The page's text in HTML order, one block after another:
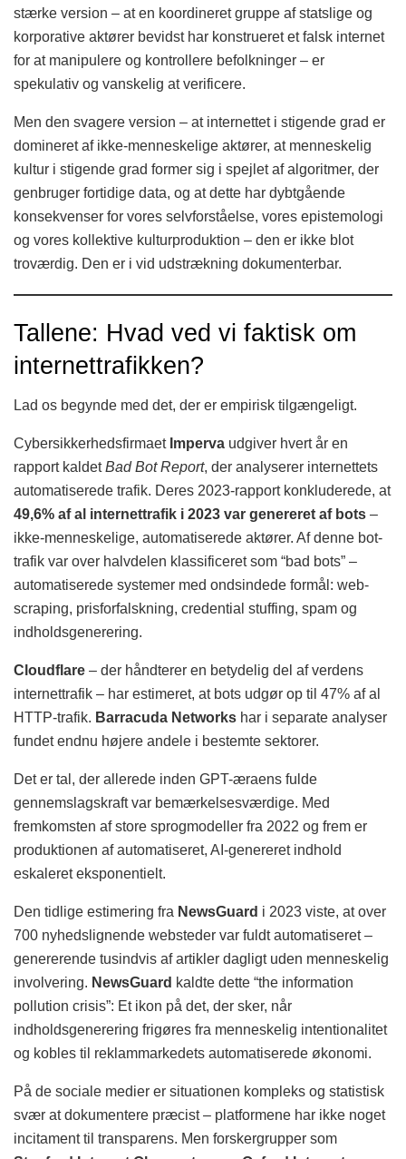
stærke version – at en koordineret gruppe af statslige og
korporative aktører bevidst har konstrueret et falsk internet
for at manipulere og kontrollere befolkninger – er
spekulativ og vanskelig at verificere.
Men den svagere version – at internettet i stigende grad er
domineret af ikke-menneskelige aktører, at menneskelig
kultur i stigende grad former sig i spejlet af algoritmer, der
genbruger fortidige data, og at dette har dybtgående
konsekvenser for vores selvforståelse, vores epistemologi
og vores kollektive kulturproduktion – den er ikke blot
troværdig. Den er i vid udstrækning dokumenterbar.
Tallene: Hvad ved vi faktisk om
internettrafikken?
Lad os begynde med det, der er empirisk tilgængeligt.
Cybersikkerhedsfirmaet Imperva udgiver hvert år en
rapport kaldetBad Bot Report, der analyserer internettets
automatiserede trafik. Deres 2023-rapport konkluderede, at
49,6% af al internettrafik i 2023 var genereret af bots –
ikke-menneskelige, automatiserede aktører. Af denne bot-
trafik var over halvdelen klassificeret som “bad bots” –
automatiserede systemer med ondsindede formål: web-
scraping, prisforfalskning, credential stuffing, spam og
indholdsgenerering.
Cloudflare – der håndterer en betydelig del af verdens
internettrafik – har estimeret, at bots udgør op til 47% af al
HTTP-trafik. Barracuda Networks har i separate analyser
fundet endnu højere andele i bestemte sektorer.
Det er tal, der allerede inden GPT-æraens fulde
gennemslagskraft var bemærkelsesværdige. Med
fremkomsten af store sprogmodeller fra 2022 og frem er
produktionen af automatiseret, AI-genereret indhold
eskaleret eksponentielt.
Den tidlige estimering fra NewsGuard i 2023 viste, at over
700 nyhedslignende websteder var fuldt automatiseret –
genererende tusindvis af artikler dagligt uden menneskelig
involvering. NewsGuard kaldte dette “the information
pollution crisis”: Et ikon på det, der sker, når
indholdsgenerering frigøres fra menneskelig intentionalitet
og kobles til reklammarkedets automatiserede økonomi.
På de sociale medier er situationen kompleks og statistisk
svær at dokumentere præcist – platformene har ikke noget
incitament til transparens. Men forskergrupper som